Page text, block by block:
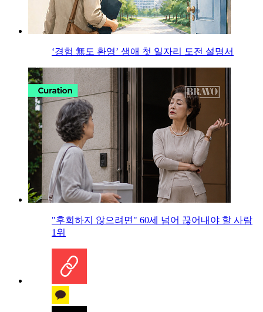
‘경험 無도 환영’ 생애 첫 일자리 도전 설명서
"후회하지 않으려면" 60세 넘어 끊어내야 할 사람
1위